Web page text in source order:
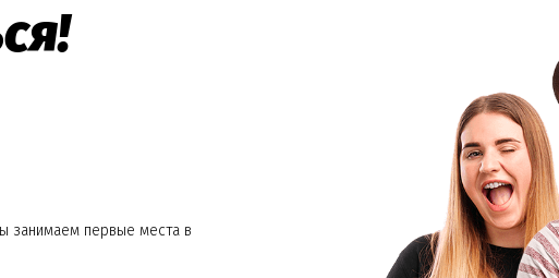
занимаем первые места в